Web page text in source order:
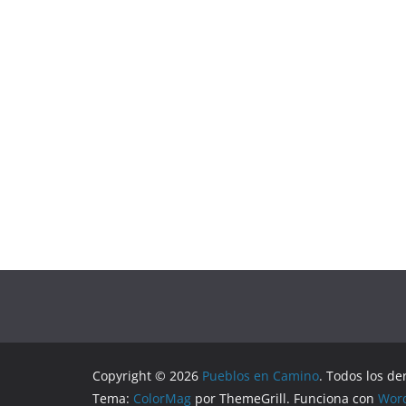
Copyright © 2026 Pueblos en Camino. Todos los
Tema: ColorMag por ThemeGrill. Funciona con